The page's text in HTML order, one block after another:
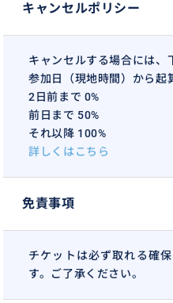
キャンセルポリシー
キャンセルする場合には、
参加日（現地時間）から起
2日前まで 0%
前日まで 50%
それ以降 100%
詳しくはこちら
免責事項
チケットは必ず取れる確
す。ご了承ください。